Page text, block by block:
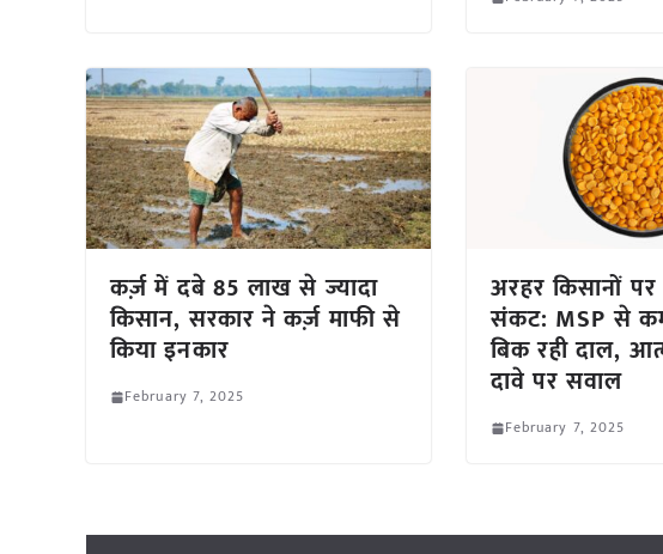
कर्ज़ में दबे 85 लाख से ज्यादा
किसान, सरकार ने कर्ज़ माफी से
किया इनकार
February 7, 2025
अरहर किसानों पर
संकट: MSP से
बिक रही दाल,
दावे पर सवाल
February 7, 2025